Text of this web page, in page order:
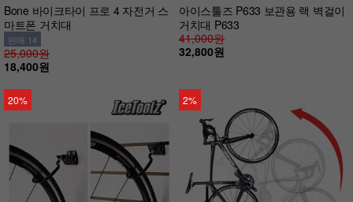
Bone 바이크타이 프로 4 자전거 스
마트폰 거치대
판매 14
25,000원
18,400원
아이스툴즈 P633 보관용 랙 벽걸이
거치대 P633
41,000원
32,800원
20% 2%